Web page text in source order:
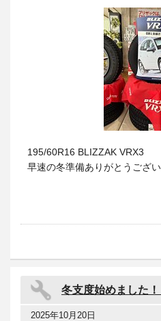
195/60R16 BLIZZAK VRX3
早速の冬準備ありがとうござい
冬支度始めました！
2025年10月20日